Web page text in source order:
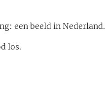
een beeld in Nederland.
los.